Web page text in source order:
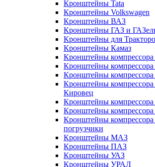
Кронштейны Tata
Кронштейны Volkswagen
Кронштейны ВАЗ
Кронштейны ГАЗ и
Кронштейны для
Кронштейны Камаз
Кронштейны компрессора
Кронштейны
Кронштейны
Кронштейны компрессора
Кировец
Кронштейны
Кронштейны
Кронштейны
погрузчики
Кронштейны МАЗ
Кронштейны ПАЗ
Кронштейны УАЗ
Кронштейны УРАЛ